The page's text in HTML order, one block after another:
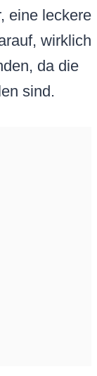
eine leckere
wirklich
da die
sind.